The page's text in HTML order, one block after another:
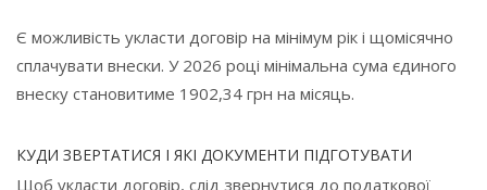
Є можливість укласти договір на мінімум рік і щомісячно
сплачувати внески. У 2026 році мінімальна сума єдиного
внеску становитиме 1902,34 грн на місяць.
КУДИ ЗВЕРТАТИСЯ І ЯКІ ДОКУМЕНТИ ПІДГОТУВАТИ
Щоб укласти договір, слід звернутися до податкової